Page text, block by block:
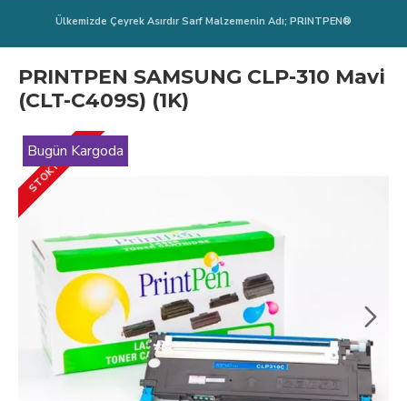
Ülkemizde Çeyrek Asırdır Sarf Malzemenin Adı; PRINTPEN®
PRINTPEN SAMSUNG CLP-310 Mavi
(CLT-C409S) (1K)
Bugün Kargoda
STOKTA YOK